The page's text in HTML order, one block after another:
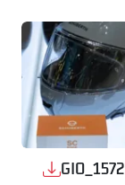
GIO_1572